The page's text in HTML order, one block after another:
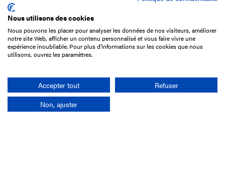
15 Boulevard de Douaumont
75017 Paris
01 49 10 20 29
Rechercher
Nous utilisons des cookies
Nous pouvons les placer pour analyser les données de nos visiteurs, améliorer
notre site Web, afficher un contenu personnalisé et vous faire vivre une
expérience inoubliable. Pour plus d'informations sur les cookies que nous
utilisons, ouvrez les paramètres.
Accepter tout
Refuser
Non, ajuster